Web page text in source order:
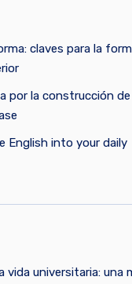
claves para la
por la construcción de
English into your daily
vida universitaria: una